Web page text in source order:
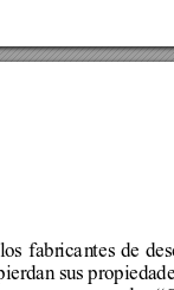
s fabricantes de
sus propie